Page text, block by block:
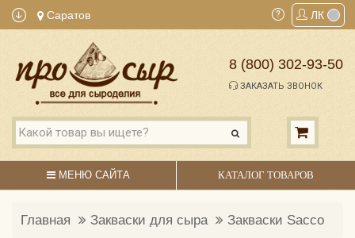
Саратов ЛК
8 (800) 302-93-50
ЗАКАЗАТЬ ЗВОНОК
МЕНЮ САЙТА КАТАЛОГ ТОВАРОВ
Главная Закваски для сыра Закваски Sacco